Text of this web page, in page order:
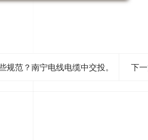
范？南宁电线电缆中交投。 下